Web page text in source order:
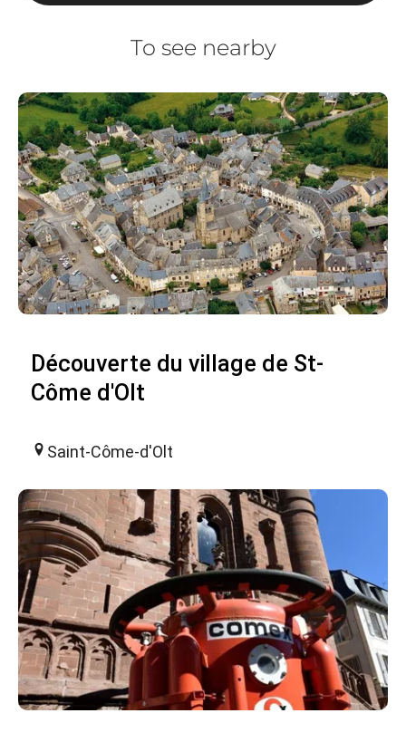
To see nearby
Découverte du village de St-
Côme d'Olt
Saint-Côme-d'Olt